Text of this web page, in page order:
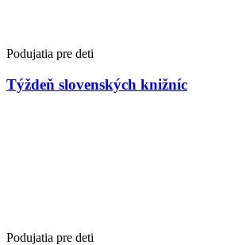
Podujatia pre deti
Týždeň slovenských knižníc
Podujatia pre deti